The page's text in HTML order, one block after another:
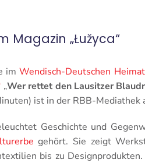
Magazin „Łužyca“
imWendisch-Deutschen
„Wer rettet den Lausitzer
ist in der RBB-Mediathek
Geschichte und
gehört. Sie zeigt
bis zu